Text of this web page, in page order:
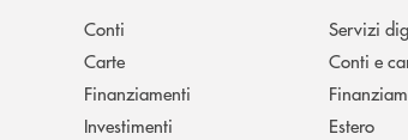
Conti
Carte
Finanziamenti
Investimenti
Servizi
Conti e
Estero